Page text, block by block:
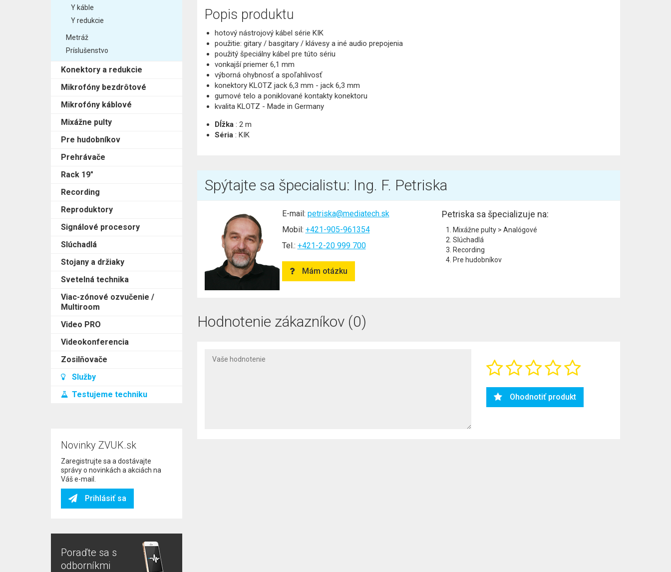
Y káble
Y redukcie
Metráž
Príslušenstvo
Konektory a redukcie
Mikrofóny bezdrôtové
Mikrofóny káblové
Mixážne pulty
Pre hudobníkov
Prehrávače
Rack 19"
Recording
Reproduktory
Signálové procesory
Slúchadlá
Stojany a držiaky
Svetelná technika
Viac-zónové ozvučenie /
Multiroom
Video PRO
Videokonferencia
Zosilňovače
Služby
Testujeme techniku
Novinky ZVUK.sk
Zaregistrujte sa a dostávajte
správy o novinkách a akciách na
Váš e-mail.
Prihlásiť sa
Poraďte sa s
odborníkmi
Popis produktu
hotový nástrojový kábel série KIK
použitie: gitary / basgitary / klávesy a iné audio prepojenia
použitý špeciálny kábel pre túto sériu
vonkajší priemer 6,1 mm
výborná ohybnosť a spoľahlivosť
konektory KLOTZ jack 6,3 mm - jack 6,3 mm
gumové telo a poniklované kontakty konektoru
kvalita KLOTZ - Made in Germany
Dĺžka : 2 m
Séria : KIK
Spýtajte sa špecialistu: Ing. F. Petriska
E-mail: petriska@mediatech.sk
Mobil: +421-905-961354
Tel.: +421-2-20 999 700
Mám otázku
Petriska sa špecializuje na:
Mixážne pulty > Analógové
Slúchadlá
Recording
Pre hudobníkov
Hodnotenie zákazníkov (0)
Ohodnotiť produkt